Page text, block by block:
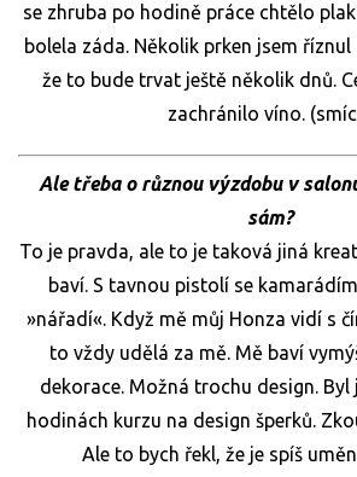
se zhruba po hodině práce chtělo
bolela záda. Několik prken jsem
že to bude trvat ještě několik dnů.
zachránilo víno.
Ale třeba o různou výzdobu v
sám?
To je pravda, ale to je taková jiná
baví. S tavnou pistolí se
»nářadí«. Když mě můj Honza vidí s
to vždy udělá za mě. Mě baví
dekorace. Možná trochu design. Byl
hodinách kurzu na design šperků.
Ale to bych řekl, že je spíš